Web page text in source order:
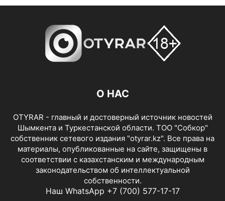
О НАС
OTYRAR - главный и достоверный источник новостей
Шымкента и Туркестанской области. ТОО "Собкор"
собственник сетевого издания "otyrar.kz". Все права на
материалы, опубликованные на сайте, защищены в
соответствии с казахстанским и международным
законодательством об интеллектуальной
собственности.
Наш WhatsApp +7 (700) 577-17-17